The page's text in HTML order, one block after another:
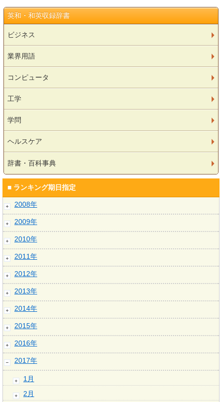
英和・和英収録辞書
ビジネス
業界用語
コンピュータ
工学
学問
ヘルスケア
辞書・百科事典
■ ランキング期日指定
2008年
2009年
2010年
2011年
2012年
2013年
2014年
2015年
2016年
2017年
1月
2月